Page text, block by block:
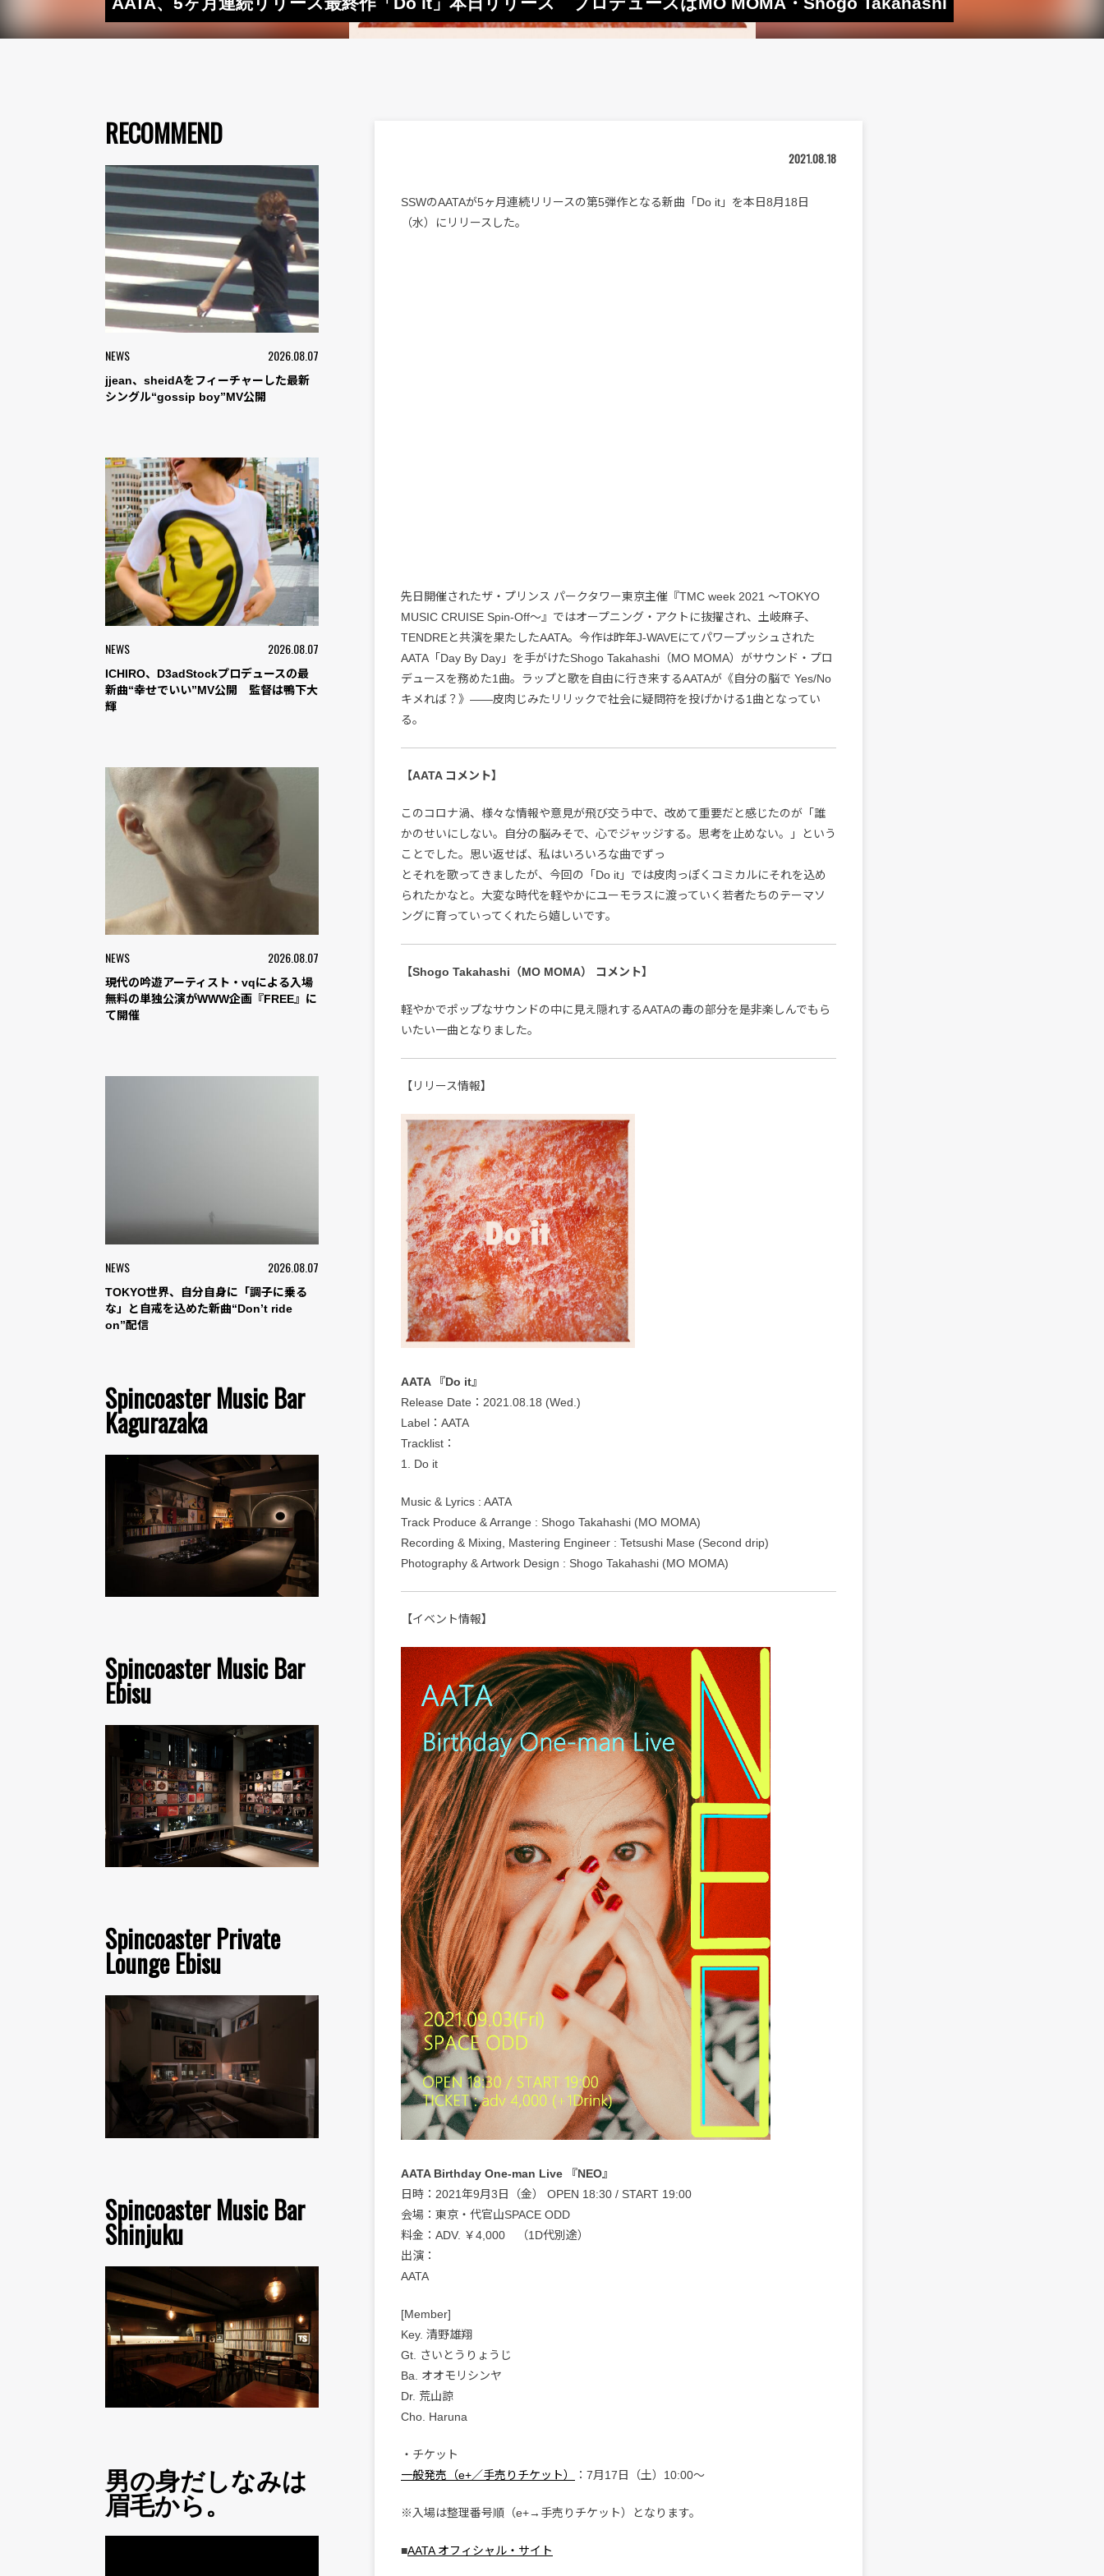
RECOMMEND
NEWS 2026.08.07
jjean、sheidAをフィーチャーした最新
シングル“gossip boy”MV公開
NEWS 2026.08.07
ICHIRO、D3adStockプロデュースの最
新曲“幸せでいい”MV公開 監督は鴨下大
輝
NEWS 2026.08.07
現代の吟遊アーティスト・vqによる入場
無料の単独公演がWWW企画『FREE』に
て開催
NEWS 2026.08.07
TOKYO世界、自分自身に「調子に乗る
な」と自戒を込めた新曲“Don’t ride
on”配信
Spincoaster Music Bar
Kagurazaka
Spincoaster Music Bar
Ebisu
Spincoaster Private
Lounge Ebisu
Spincoaster Music Bar
Shinjuku
男の身だしなみは
眉毛から。
2021.08.18
SSWのAATAが5ヶ月連続リリースの第5弾作となる新曲「Do it」を本日8月18日
（水）にリリースした。
先日開催されたザ・プリンス パークタワー東京主催『TMC week 2021 ～TOKYO
MUSIC CRUISE Spin-Off〜』ではオープニング・アクトに抜擢され、土岐麻子、
TENDREと共演を果たしたAATA。今作は昨年J-WAVEにてパワープッシュされた
AATA「Day By Day」を手がけたShogo Takahashi（MO MOMA）がサウンド・プロ
デュースを務めた1曲。ラップと歌を自由に行き来するAATAが《自分の脳で Yes/No
キメれば？》――皮肉じみたリリックで社会に疑問符を投げかける1曲となってい
る。
【AATA コメント】
このコロナ渦、様々な情報や意見が飛び交う中で、改めて重要だと感じたのが「誰
かのせいにしない。自分の脳みそで、心でジャッジする。思考を止めない。」という
ことでした。思い返せば、私はいろいろな曲でずっ
とそれを歌ってきましたが、今回の「Do it」では皮肉っぽくコミカルにそれを込め
られたかなと。大変な時代を軽やかにユーモラスに渡っていく若者たちのテーマソ
ングに育っていってくれたら嬉しいです。
【Shogo Takahashi（MO MOMA） コメント】
軽やかでポップなサウンドの中に見え隠れするAATAの毒の部分を是非楽しんでもら
いたい一曲となりました。
【リリース情報】
AATA 『Do it』
Release Date：2021.08.18 (Wed.)
Label：AATA
Tracklist：
1. Do it
Music & Lyrics : AATA
Track Produce & Arrange : Shogo Takahashi (MO MOMA)
Recording & Mixing, Mastering Engineer : Tetsushi Mase (Second drip)
Photography & Artwork Design : Shogo Takahashi (MO MOMA)
【イベント情報】
AATA Birthday One-man Live 『NEO』
日時：2021年9月3日（金） OPEN 18:30 / START 19:00
会場：東京・代官山SPACE ODD
料金：ADV. ￥4,000 （1D代別途）
出演：
AATA
[Member]
Key. 清野雄翔
Gt. さいとうりょうじ
Ba. オオモリシンヤ
Dr. 荒山諒
Cho. Haruna
・チケット
一般発売（e+／手売りチケット）
：7月17日（土）10:00～
※入場は整理番号順（e+→手売りチケット）となります。
■AATA オフィシャル・サイト